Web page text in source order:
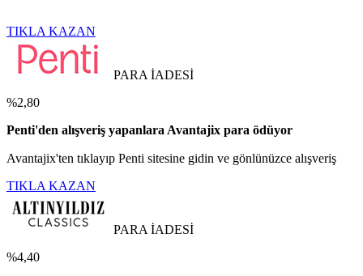
TIKLA KAZAN
PARA İADESİ
%2,80
Penti'den alışveriş yapanlara Avantajix para ödüyor
Avantajix'ten tıklayıp Penti sitesine gidin ve gönlünüzce alışveriş
TIKLA KAZAN
PARA İADESİ
%4,40